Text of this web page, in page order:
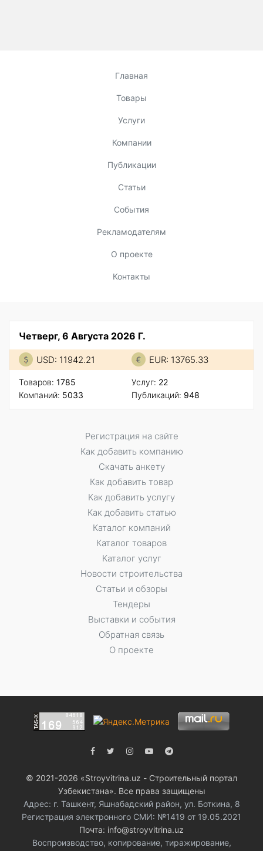
Главная
Товары
Услуги
Компании
Публикации
Статьи
События
Рекламодателям
О проекте
Контакты
Четверг, 6 Августа 2026 Г.
USD: 11942.21 EUR: 13765.33
Товаров: 1785
Компаний: 5033
Услуг: 22
Публикаций: 948
Регистрация на сайте
Как добавить компанию
Скачать анкету
Как добавить товар
Как добавить услугу
Как добавить статью
Каталог компаний
Каталог товаров
Каталог услуг
Новости строительства
Статьи и обзоры
Тендеры
Выставки и события
Обратная связь
О проекте
© 2021-2026 «Stroyvitrina.uz - Строительный портал
Узбекистана». Все права защищены
Адрес: г. Ташкент, Яшнабадский район, ул. Боткина, 8
Регистрация электронного СМИ: №1419 от 19.05.2021
Почта: info@stroyvitrina.uz
Воспроизводство, копирование, тиражирование,